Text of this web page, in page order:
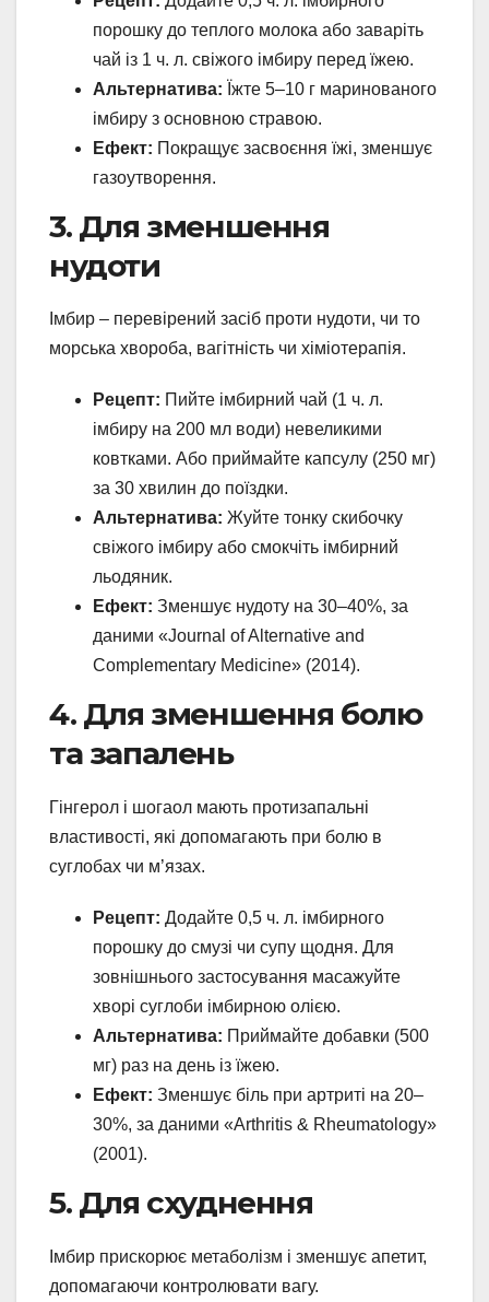
порошку до теплого молока або заваріть
чай із 1 ч. л. свіжого імбиру перед їжею.
Альтернатива: Їжте 5–10 г маринованого
імбиру з основною стравою.
Ефект: Покращує засвоєння їжі, зменшує
газоутворення.
3. Для зменшення
нудоти
Імбир – перевірений засіб проти нудоти, чи то
морська хвороба, вагітність чи хіміотерапія.
Рецепт: Пийте імбирний чай (1 ч. л.
імбиру на 200 мл води) невеликими
ковтками. Або приймайте капсулу (250 мг)
за 30 хвилин до поїздки.
Альтернатива: Жуйте тонку скибочку
свіжого імбиру або смокчіть імбирний
льодяник.
Ефект: Зменшує нудоту на 30–40%, за
даними «Journal of Alternative and
Complementary Medicine» (2014).
4. Для зменшення болю
та запалень
Гінгерол і шогаол мають протизапальні
властивості, які допомагають при болю в
суглобах чи м’язах.
Рецепт: Додайте 0,5 ч. л. імбирного
порошку до смузі чи супу щодня. Для
зовнішнього застосування масажуйте
хворі суглоби імбирною олією.
Альтернатива: Приймайте добавки (500
мг) раз на день із їжею.
Ефект: Зменшує біль при артриті на 20–
30%, за даними «Arthritis & Rheumatology»
(2001).
5. Для схуднення
Імбир прискорює метаболізм і зменшує апетит,
допомагаючи контролювати вагу.